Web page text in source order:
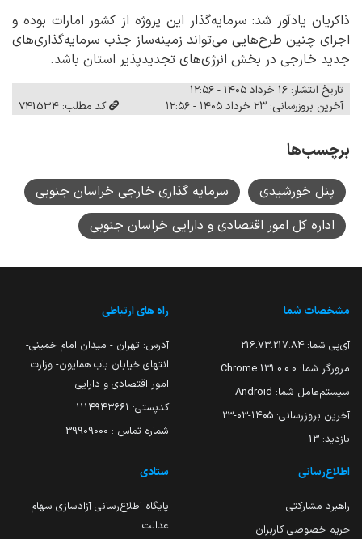
ذاکریان یادآور شد: سرمایه‌گذار این پروژه از کشور امارات بوده و
اجرای چنین طرح‌هایی می‌تواند زمینه‌ساز جذب سرمایه‌گذاری‌های
جدید خارجی در بخش انرژی‌های تجدیدپذیر استان باشد.
تاریخ انتشار: ۱۶ خرداد ۱۴۰۵ - ۱۲:۵۶
آخرین بروزرسانی: ۲۳ خرداد ۱۴۰۵ - ۱۲:۵۶
کد مطلب: 741534
برچسب‌ها
پنل خورشیدی
سرمایه گذاری خارجی خراسان جنوبی
اداره کل امور اقتصادی و دارایی خراسان جنوبی
مشخصات شما
آی‌پی شما: 216.73.217.84
مرورگر شما: 131.0.0.0 Chrome
سیستم‌عامل شما: Android
آخرین بروزرسانی: ۱۴۰۵-۰۳-۲۳
بازدید: 13
راه های ارتباطی
آدرس: تهران - میدان امام خمینی-
انتهای خیابان باب همایون- وزارت
امور اقتصادی و دارایی
کدپستی: ۱۱۱۴۹۴۳۶۶۱
شماره تماس : 39909000
اطلاع‌رسانی
راهبرد مشارکتی
حریم خصوصی کاربران
ستادی
پایگاه اطلاع‌رسانی آزادسازی سهام
عدالت